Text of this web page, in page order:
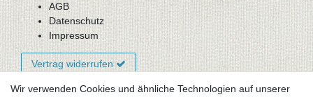
AGB
Datenschutz
Impressum
Vertrag widerrufen
Wir verwenden Cookies und ähnliche Technologien auf unserer